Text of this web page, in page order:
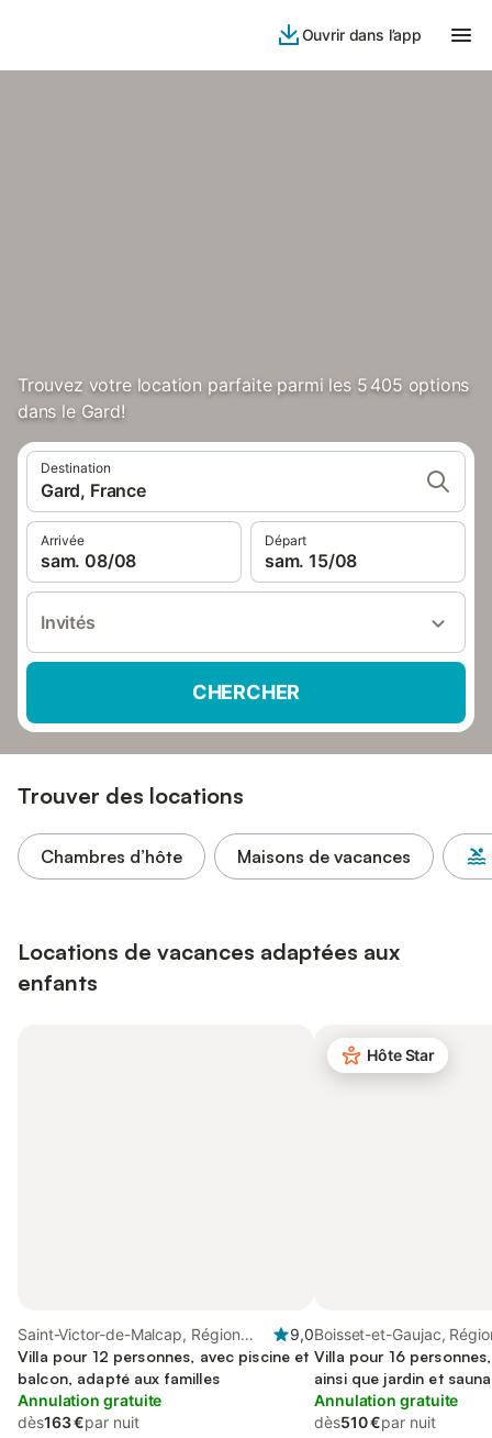
Ouvrir dans l’app
Trouvez votre location parfaite parmi les 5 405 options
dans le Gard!
Destination
Gard, France
Arrivée
sam. 08/08
Départ
sam. 15/08
Invités
CHERCHER
Trouver des locations
Chambres d’hôte Maisons de vacances
Locations de vacances adaptées aux
enfants
Saint-Victor-de-Malcap, Région
d'Alès
9,0
Villa pour 12 personnes, avec piscine et
balcon, adapté aux familles
Annulation gratuite
dès163 €par nuit
Hôte Star
Boisset-et-Gaujac,
Villa pour 16
ainsi que jardin et
acceptés
Annulation gratuite
dès510 €par nuit